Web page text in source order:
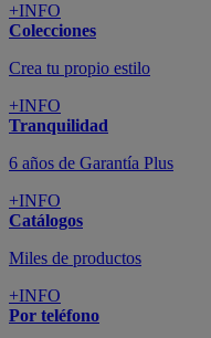
+INFO
Colecciones
Crea tu propio estilo
+INFO
Tranquilidad
6 años de Garantía Plus
+INFO
Catálogos
Miles de productos
+INFO
Por teléfono